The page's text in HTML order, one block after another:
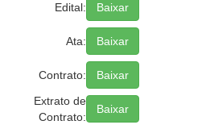
Edital: Baixar
Ata: Baixar
Contrato:
Baixar
Extrato de
Contrato:
Baixar